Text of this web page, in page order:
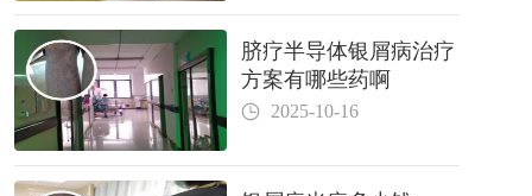
脐疗半导体银屑病治疗
方案有哪些药啊
2025-10-16